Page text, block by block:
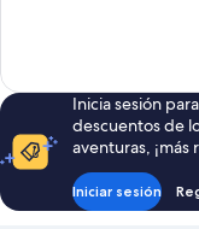
Inicia sesión
descuentos de
aventuras, ¡más
Iniciar sesión